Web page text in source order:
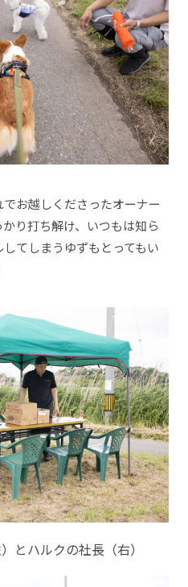
お越しくださったオーナー
り打ち解け、いつもは知ら
てしまうゆずもとってもい
とハルクの社長（右）